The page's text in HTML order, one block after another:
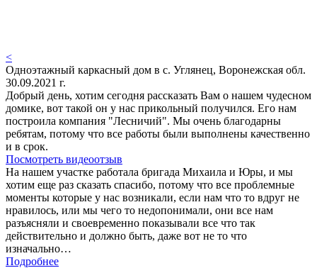
<
Одноэтажный каркасный дом в с. Углянец, Воронежская обл.
30.09.2021 г.
Добрый день, хотим сегодня рассказать Вам о нашем чудесном
домике, вот такой он у нас прикольный получился. Его нам
построила компания "Лесничий". Мы очень благодарны
ребятам, потому что все работы были выполнены качественно
и в срок.
Посмотреть видеоотзыв
На нашем участке работала бригада Михаила и Юры, и мы
хотим еще раз сказать спасибо, потому что все проблемные
моменты которые у нас возникали, если нам что то вдруг не
нравилось, или мы чего то недопонимали, они все нам
разъясняли и своевременно показывали все что так
действительно и должно быть, даже вот не то что
изначально…
Подробнее